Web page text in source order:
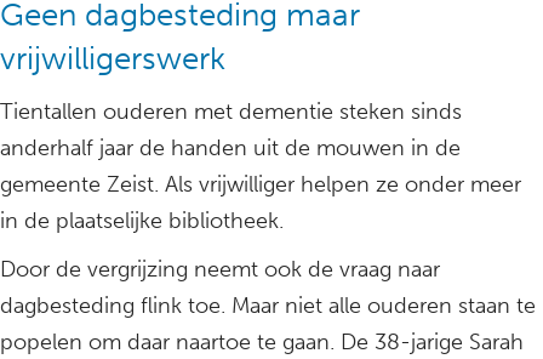
Geen dagbesteding maar
vrijwilligerswerk
Tientallen ouderen met dementie steken sinds
anderhalf jaar de handen uit de mouwen in de
gemeente Zeist. Als vrijwilliger helpen ze onder meer
in de plaatselijke bibliotheek.
Door de vergrijzing neemt ook de vraag naar
dagbesteding flink toe. Maar niet alle ouderen staan te
popelen om daar naartoe te gaan. De 38-jarige Sarah